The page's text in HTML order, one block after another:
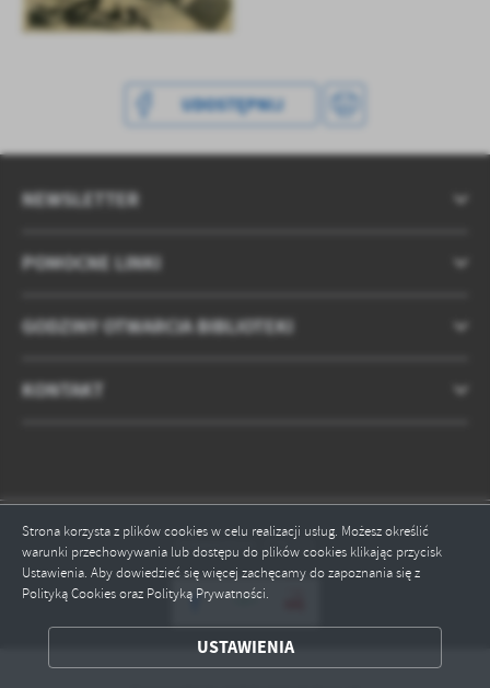
Strona korzysta z plików cookies w celu realizacji usług. Możesz określić
warunki przechowywania lub dostępu do plików cookies klikając przycisk
Ustawienia. Aby dowiedzieć się więcej zachęcamy do zapoznania się z
Polityką Cookies oraz Polityką Prywatności.
USTAWIENIA
ZAPISZ WYBRANE
ODRZUĆ WSZYSTKIE
UDOSTĘPNIJ
POMOCNE LINKI
NEWSLETTER
GODZINY OTWARCIA BIBLIOTEKI
KONTAKT
Odwiedzin: 275111